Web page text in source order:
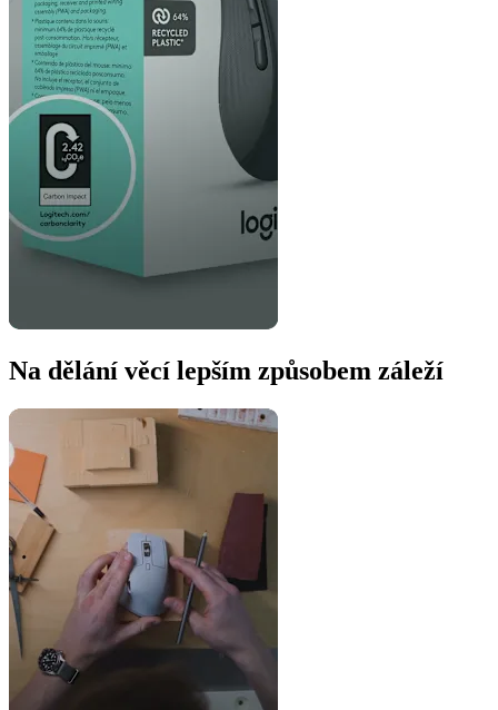
Na dělání věcí lepším způsobem záleží